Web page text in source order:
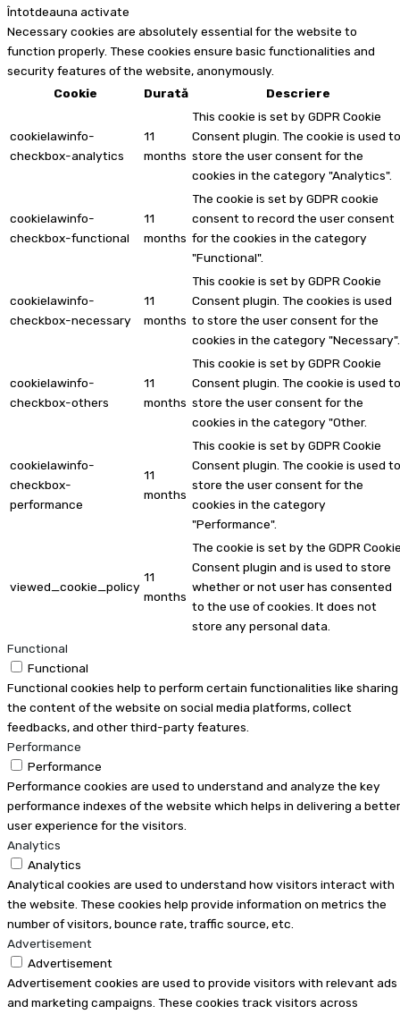
Întotdeauna activate
Necessary cookies are absolutely essential for the website to
function properly. These cookies ensure basic functionalities and
security features of the website, anonymously.
Cookie
Durată Descriere
cookielawinfo-
checkbox-analytics
11
months
This cookie is set by GDPR Cookie
Consent plugin. The cookie is used to
store the user consent for the
cookies in the category "Analytics".
cookielawinfo-
checkbox-functional
11
months
The cookie is set by GDPR cookie
consent to record the user consent
for the cookies in the category
"Functional".
cookielawinfo-
checkbox-necessary
11
months
This cookie is set by GDPR Cookie
Consent plugin. The cookies is used
to store the user consent for the
cookies in the category "Necessary".
cookielawinfo-
checkbox-others
11
months
This cookie is set by GDPR Cookie
Consent plugin. The cookie is used to
store the user consent for the
cookies in the category "Other.
cookielawinfo-
checkbox-
performance
11
months
This cookie is set by GDPR Cookie
Consent plugin. The cookie is used to
store the user consent for the
cookies in the category
"Performance".
viewed_cookie_policy
11
months
The cookie is set by the GDPR
Consent plugin and is used to store
whether or not user has consented
to the use of cookies. It does not
store any personal data.
Functional
Functional
Functional cookies help to perform certain functionalities like sharing
the content of the website on social media platforms, collect
feedbacks, and other third-party features.
Performance
Performance
Performance cookies are used to understand and analyze the key
performance indexes of the website which helps in delivering a better
user experience for the visitors.
Analytics
Analytics
Analytical cookies are used to understand how visitors interact with
the website. These cookies help provide information on metrics the
number of visitors, bounce rate, traffic source, etc.
Advertisement
Advertisement
Advertisement cookies are used to provide visitors with relevant ads
and marketing campaigns. These cookies track visitors across